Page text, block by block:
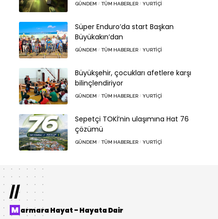
GÜNDEM TÜM HABERLER YURTIÇI
Süper Enduro’da start Başkan
Büyükakın’dan
GÜNDEM TÜM HABERLER YURTIÇI
Büyükşehir, çocukları afetlere karşı
bilinçlendiriyor
GÜNDEM TÜM HABERLER YURTIÇI
Sepetçi TOKİ’nin ulaşımına Hat 76
çözümü
GÜNDEM TÜM HABERLER YURTIÇI
//
Marmara Hayat – Hayata Dair